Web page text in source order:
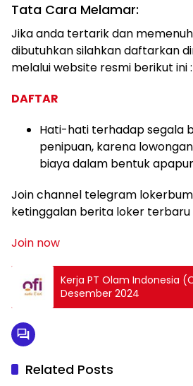
Tata Cara Melamar:
Jika anda tertarik dan
dibutuhkan silahkan daftarkan
melalui website resmi berikut ini :
DAFTAR
Hati-hati terhadap segala
penipuan, karena
biaya dalam bentuk
Join channel telegram
ketinggalan berita loker terbaru
Join now
Kerja PT Olam Indonesia
Desember 2024
Related Posts